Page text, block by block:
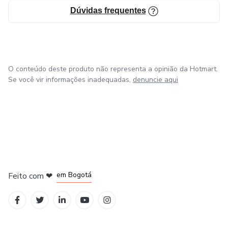
Dúvidas frequentes
O conteúdo deste produto não representa a opinião da Hotmart.
Se você vir informações inadequadas, denuncie aqui
Feito com ❤ em Bogotá